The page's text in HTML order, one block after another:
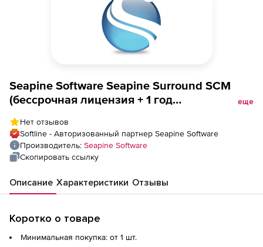
Seapine Software Seapine Surround SCM
(бессрочная лицензия + 1 год
еще
Нет отзывов
Softline - Авторизованный партнер Seapine Software
Производитель: Seapine Software
Скопировать ссылку
Описание Характеристики Отзывы
Коротко о товаре
Минимальная покупка: от 1 шт.